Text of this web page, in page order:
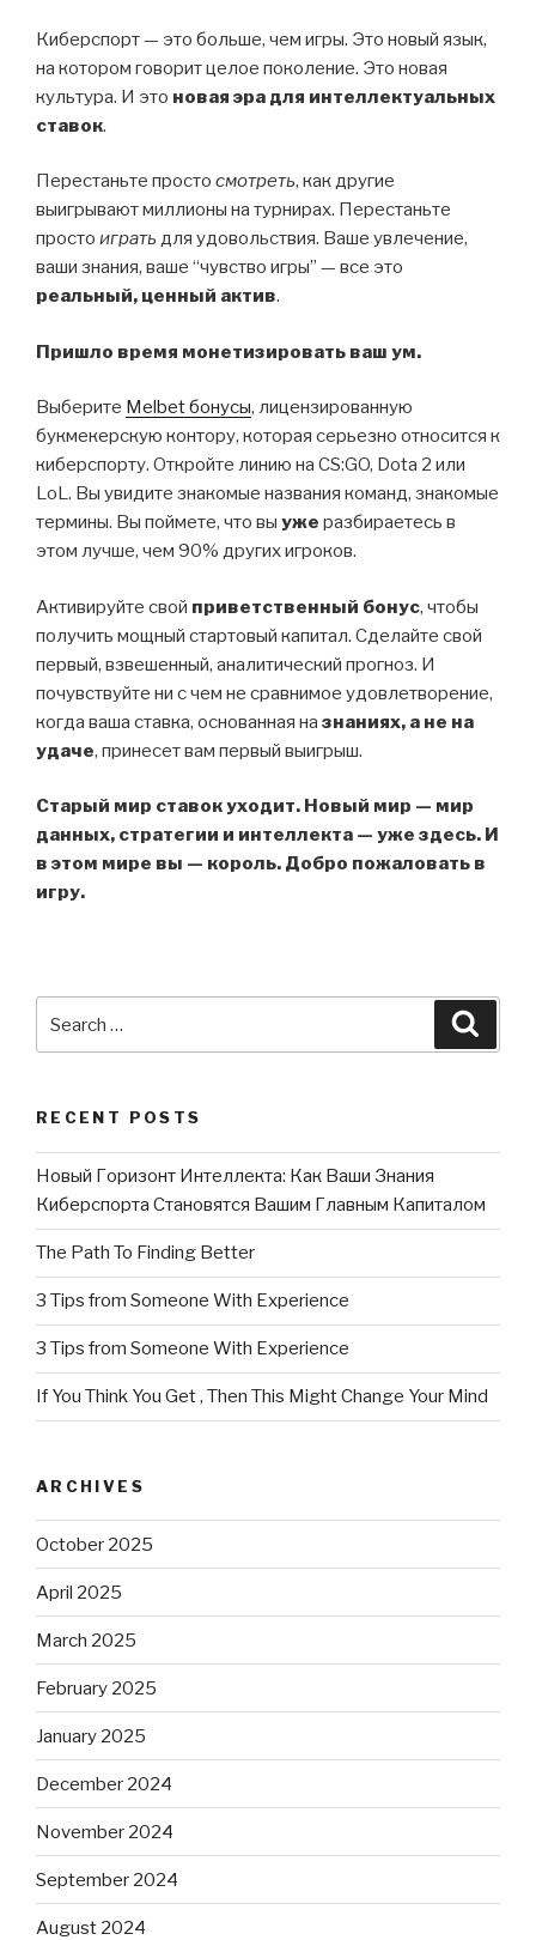
Киберспорт — это больше, чем игры. Это новый язык,
на котором говорит целое поколение. Это новая
культура. И это новая эра для интеллектуальных
ставок.
Перестаньте просто смотреть, как другие
выигрывают миллионы на турнирах. Перестаньте
просто игратьдля удовольствия. Ваше увлечение,
ваши знания, ваше “чувство игры” — все это
реальный, ценный актив.
Пришло время монетизировать ваш ум.
Выберите Melbet бонусы, лицензированную
букмекерскую контору, которая серьезно относится к
киберспорту. Откройте линию на CS:GO, Dota 2 или
LoL. Вы увидите знакомые названия команд, знакомые
термины. Вы поймете, что вы уже разбираетесь в
этом лучше, чем 90% других игроков.
Активируйте свой приветственный бонус, чтобы
получить мощный стартовый капитал. Сделайте свой
первый, взвешенный, аналитический прогноз. И
почувствуйте ни с чем не сравнимое удовлетворение,
когда ваша ставка, основанная на знаниях, а не на
удаче, принесет вам первый выигрыш.
Старый мир ставок уходит. Новый мир — мир
данных, стратегии и интеллекта — уже здесь. И
в этом мире вы — король. Добро пожаловать в
игру.
RECENT POSTS
Новый Горизонт Интеллекта: Как Ваши Знания
Киберспорта Становятся Вашим Главным Капиталом
The Path To Finding Better
3 Tips from Someone With Experience
3 Tips from Someone With Experience
If You Think You Get , Then This Might Change Your Mind
ARCHIVES
October 2025
April 2025
March 2025
February 2025
January 2025
December 2024
November 2024
September 2024
August 2024